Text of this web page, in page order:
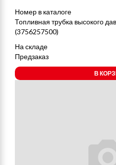
Номер в каталоге
Топливная трубка высокого
(3756257500)
На складе
Предзаказ
В